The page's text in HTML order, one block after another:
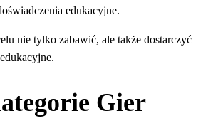
edukacyjne.
nie tylko zabawić, ale także dostarczyć
Gier